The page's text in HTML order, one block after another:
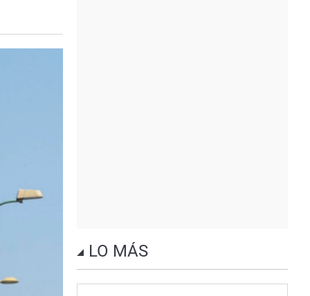
LO MÁS